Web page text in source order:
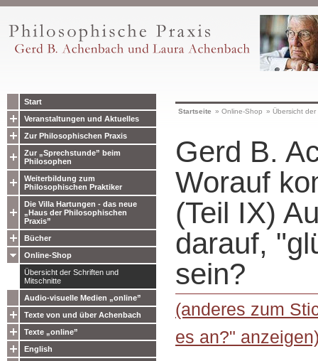
Start
Veranstaltungen und Aktuelles
Zur Philosophischen Praxis
Zur „Sprechstunde” beim
Philosophen
Weiterbildung zum
Philosophischen Praktiker
Die Villa Hartungen - das neue
„Haus der Philosophischen
Praxis”
Bücher
Online-Shop
Übersicht der Schriften und
Mitschnitte
Audio-visuelle Medien „online”
Texte von und über Achenbach
Texte „online”
English
Startseite » Online-Shop » Übersicht
Gerd B.
Worauf
(Teil IX)
darauf,
sein?
(anderes zum
es an?"